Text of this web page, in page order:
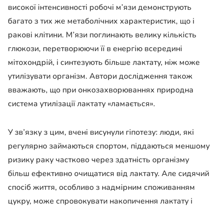
високої інтенсивності робочі м’язи демонструють
багато з тих же метаболічних характеристик, що і
ракові клітини. М’язи поглинають велику кількість
глюкози, перетворюючи її в енергію всередині
мітохондрій, і синтезують більше лактату, ніж може
утилізувати організм. Автори дослідження також
вважають, що при онкозахворюваннях природна
система утилізації лактату «ламається».
У зв’язку з цим, вчені висунули гіпотезу: люди, які
регулярно займаються спортом, піддаються меншому
ризику раку частково через здатність організму
більш ефективно очищатися від лактату. Але сидячий
спосіб життя, особливо з надмірним споживанням
цукру, може спровокувати накопичення лактату і